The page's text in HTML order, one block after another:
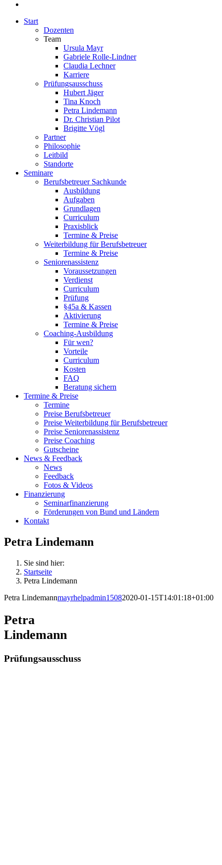
Start
Dozenten
Team
Ursula Mayr
Gabriele Rolle-Lindner
Claudia Lechner
Karriere
Prüfungsausschuss
Hubert Jäger
Tina Knoch
Petra Lindemann
Dr. Christian Pilot
Brigitte Vögl
Partner
Philosophie
Leitbild
Standorte
Seminare
Berufsbetreuer Sachkunde
Ausbildung
Aufgaben
Grundlagen
Curriculum
Praxisblick
Termine & Preise
Weiterbildung für Berufsbetreuer
Termine & Preise
Seniorenassistenz
Voraussetzungen
Verdienst
Curriculum
Prüfung
§45a & Kassen
Aktivierung
Termine & Preise
Coaching-Ausbildung
Für wen?
Vorteile
Curriculum
Kosten
FAQ
Beratung sichern
Termine & Preise
Termine
Preise Berufsbetreuer
Preise Weiterbildung für Berufsbetreuer
Preise Seniorenassistenz
Preise Coaching
Gutscheine
News & Feedback
News
Feedback
Fotos & Videos
Finanzierung
Seminarfinanzierung
Förderungen von Bund und Ländern
Kontakt
Petra Lindemann
Sie sind hier:
Startseite
Petra Lindemann
Petra Lindemannmayrhelpadmin15082020-01-15T14:01:18+01:00
Petra
Lindemann
Prüfungsausschuss